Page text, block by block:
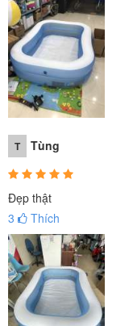
cho 2-4 bé có thể thoải
46cm, mực nước cao
T Tùng
Đẹp thật
3
Thích